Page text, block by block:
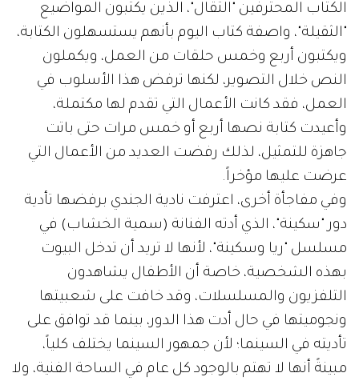
الكتاب المحترفين "التقال"، الذين يكتبون المواضيع
"الثقيلة"، واصفة كتاب اليوم بأنهم يستسهلون الكتابة،
ويكتبون أربع وخمس حلقات من العمل، ويكملون
النص خلال التصوير، لكنها ترفض هذا الأسلوب في
العمل، فقد كانت الأعمال التي تقدم لها مكتملة،
وأعيدت كتابة نصها أربع أو خمس مرات حتى باتت
جاهزة للتمثيل، لذلك رفضت العديد من الأعمال التي
عرضت عليها مؤخراً.
وفي مفاجأة أخرى، اعترفت نادية الجندي برفضها تأدية
دور "سكينة"، الذي أدته الفنانة (سمية الخشاب) في
مسلسل "ريا وسكينة"، لأنها لا تريد أن تدخل البيوت
بهذه الشخصية، خاصة أن الأطفال يشاهدون
التلفزيون والمسلسلات، وقد خافت على شعبيتها
ونجوميتها في حال أدت هذا الدور، بينما قد توافق على
تأديته في السينما؛ لأن جمهور السينما يختلف كلياً،
مبينةً أنها لا تهتم بالوجود كل عام في الساحة الفنية، ولا